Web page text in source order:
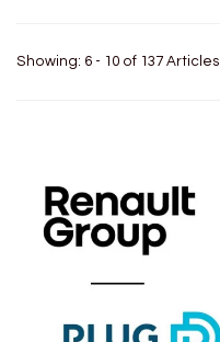
Showing: 6 - 10 of 137 Articles